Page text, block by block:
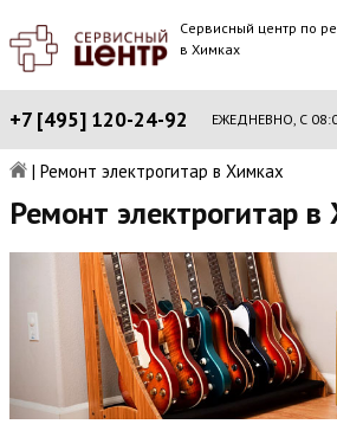
Сервисный центр по
в Химках
+7 [495] 120-24-92 ЕЖЕДНЕВНО, С
| Ремонт электрогитар в Химках
Ремонт электрогитар